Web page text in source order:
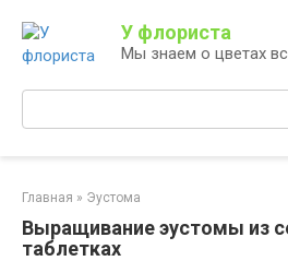
контенту
У флориста
Мы знаем о цветах
Главная » Эустома
Выращивание эустомы из
таблетках